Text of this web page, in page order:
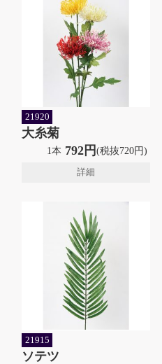
21920
大糸菊
1本 792円(税抜720円)
詳細
21915
ソテツ